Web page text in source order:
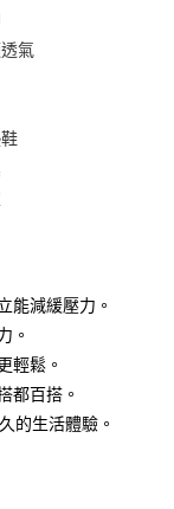
銀行
銀行
銀行
商業銀行
式。 讓您購物簡單
氣
能減緩壓力。
。
輕鬆。
都百搭。
的生活體驗。